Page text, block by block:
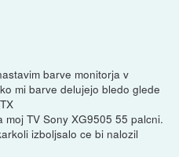
barve monitorja v
mi barve delujejo bledo glede
TV Sony XG9505 55 palcni.
izboljsalo ce bi nalozil